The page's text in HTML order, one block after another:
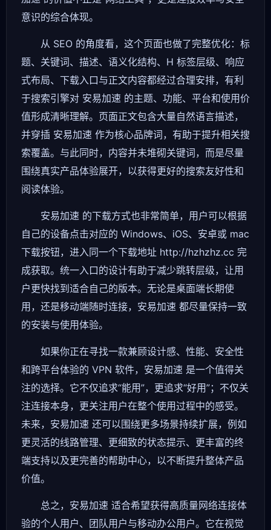
意识的综合体现。
从 SEO 的角度看，这个页面也做了完整优化：标
题、关键词、描述、语义化结构、H 标签层级、响应
式布局、下载入口与正文内容都经过合理安排，有利
于搜索引擎对 安易加速 的主题、功能、平台和使用价
值形成清晰理解。页面正文包含大量自然语言描述，
并穿插 安易加速 作为核心品牌词，有助于提升相关搜
索覆盖。与此同时，内容并未堆砌关键词，而是尽量
围绕真实产品体验展开，以获得更好的搜索友好性和
阅读体验。
安易加速 的下载方式也非常简单，用户可以根据
自己的设备点击对应的 Windows、iOS、安卓或 mac
下载按钮，进入同一个下载地址 http://hzhzhz.cc 完
成获取。统一入口的设计有助于减少跳转层级，让用
户更快找到适合自己的版本。无论是桌面端长期使
用，还是移动端随时连接，安易加速 都尽量保持一致
的安装与使用体验。
如果你正在寻找一款兼顾设计感、性能、安全性
和跨平台体验的 VPN 软件，安易加速 是一个值得关
注的选择。它不仅追求“能用”，更追求“好用”；不仅关
注连接本身，更关注用户在整个使用过程中的感受。
未来，安易加速 还可以围绕更多场景持续扩展，例如
更灵活的线路管理、更细致的状态提示、更丰富的终
端支持以及更完善的帮助中心，以不断提升整体产品
价值。
总之，安易加速 适合希望获得高质量网络连接体
验的个人用户、团队用户与移动办公用户。它在视觉